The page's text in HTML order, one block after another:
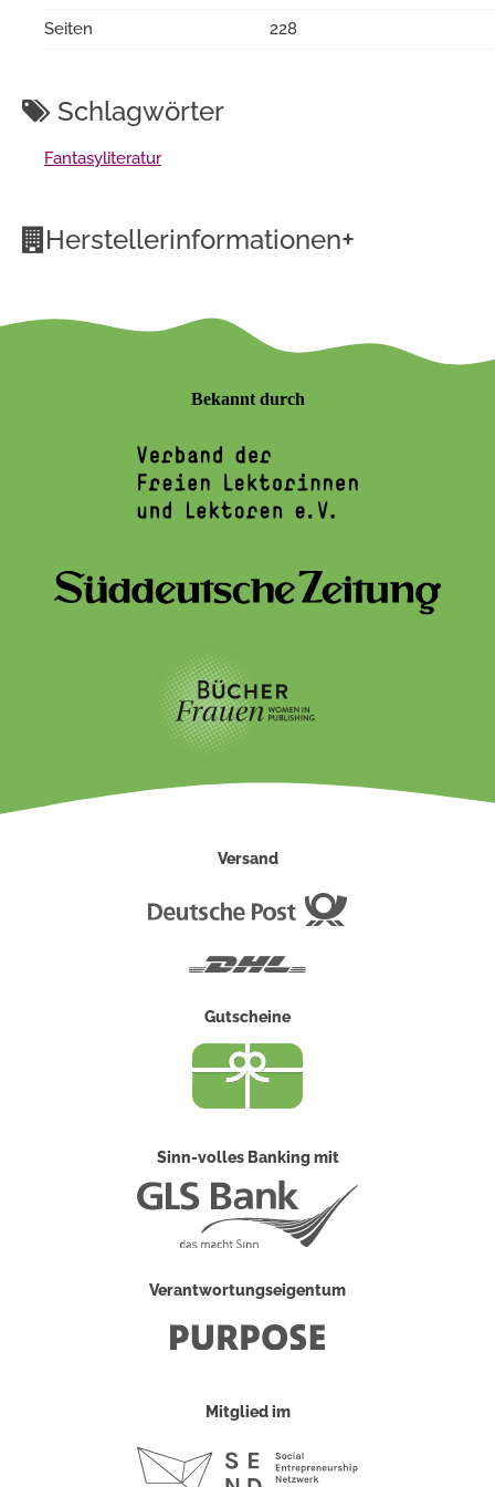
Seiten 228
Schlagwörter
Fantasyliteratur
Herstellerinformationen+
Bekannt durch
Versand
Gutscheine
Sinn-volles Banking mit
Verantwortungseigentum
Mitglied im